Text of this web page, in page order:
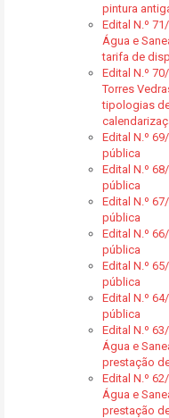
pintura
Edital N.º
Água e
tarifa de
Edital N.º
Torres
tipologias
Edital N.º
pública
Edital N.º
pública
Edital N.º
pública
Edital N.º
pública
Edital N.º
pública
Edital N.º
pública
Edital N.º
Água e
prestação
Edital N.º
Água e
prestação